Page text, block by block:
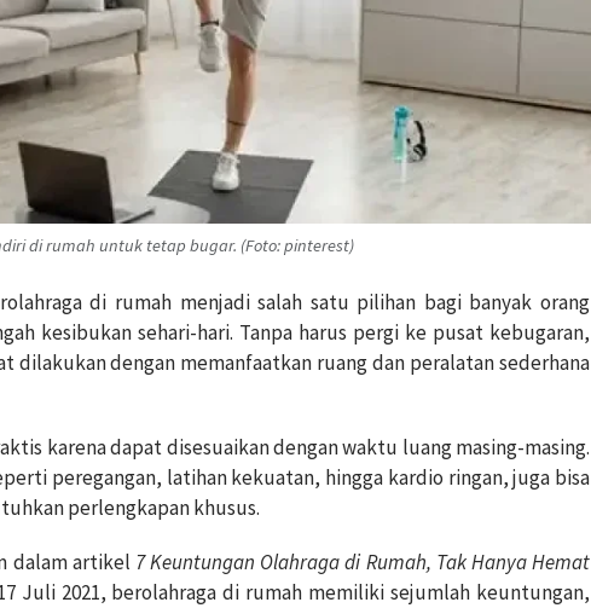
di rumah untuk tetap bugar. (Foto: pinterest)
di rumah menjadi salah satu pilihan bagi banyak orang
kesibukan sehari-hari. Tanpa harus pergi ke pusat kebugaran,
dilakukan dengan memanfaatkan ruang dan peralatan sederhana
karena dapat disesuaikan dengan waktu luang masing-masing.
peregangan, latihan kekuatan, hingga kardio ringan, juga bisa
perlengkapan khusus.
dalam artikel 7 Keuntungan Olahraga di Rumah, Tak Hanya Hemat
Juli 2021, berolahraga di rumah memiliki sejumlah keuntungan,